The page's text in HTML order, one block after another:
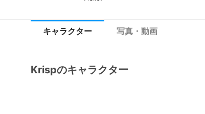
キャラクター 写真・動画
Krispのキャラクター